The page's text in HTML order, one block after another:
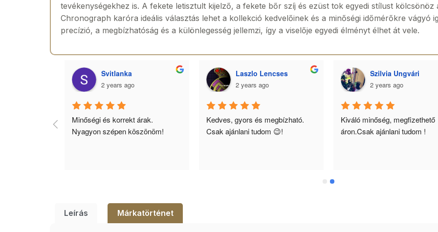
tevékenységekhez is. A fekete letisztult kijelző, a fekete bőr szíj és ezüst tok egyedi stílust
Chronograph karóra ideális választás lehet a kollekció kedvelőinek és a minőségi időmérőkre vágyó
precízió, a megbízhatóság és a különlegesség jellemzi, így a viselője egyedi élményt élhet át vele.
Laszlo Lencses
2 years ago
Kedves, gyors és megbízható.
Csak ajánlani tudom 😉!
Szilvia Ungvári
2 years ago
Kiváló minőség, megfizethető
áron.Csak ajánlani tudom !
Lóránd Riskó
2 years ago
Az óra a férfiak legkifinomultabb
ékszere, ebből kifolyólag az
Leírás Márkatörténet